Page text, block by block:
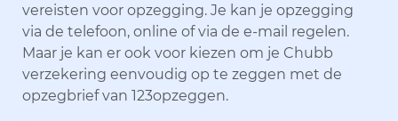
vereisten voor opzegging. Je kan je opzegging
via de telefoon, online of via de e-mail regelen.
Maar je kan er ook voor kiezen om je Chubb
verzekering eenvoudig op te zeggen met de
opzegbrief van 123opzeggen.